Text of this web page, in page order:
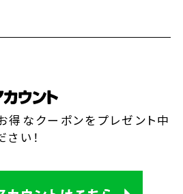
得なクーポンをプレゼント中
い！